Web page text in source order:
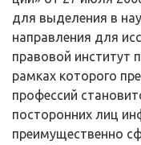
для выделения в
направления для
правовой институт
рамках которого
профессий
посторонних лиц
преимущественно